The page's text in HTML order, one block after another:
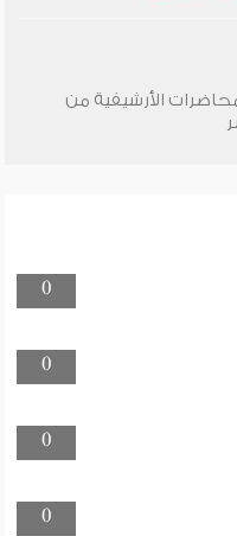
الأرشيفية من
0
0
0
0